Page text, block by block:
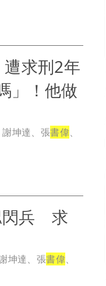
求刑2年
」！他做
坤達、張書偉、
閃兵 求
坤達、張書偉、